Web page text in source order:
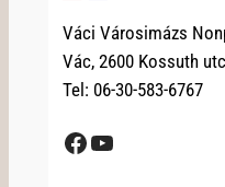
Váci Városimázs
Vác, 2600 Kossuth
Tel: 06-30-583-6767
Facebook YouTube